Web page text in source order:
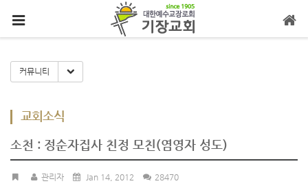
커뮤니티 Toggle Dropdown
교회소식
소천 : 정순자집사 친정 모친(염영자 성도)
관리자 Jan 14, 2012 28470